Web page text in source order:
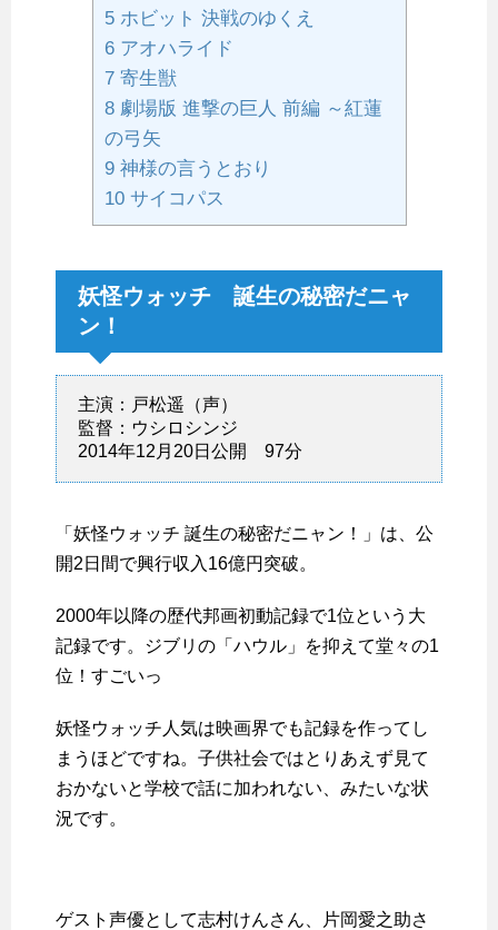
5ホビット 決戦のゆくえ
6アオハライド
7寄生獣
8劇場版 進撃の巨人 前編 ～紅蓮
の弓矢
9神様の言うとおり
10サイコパス
妖怪ウォッチ 誕生の秘密だニャ
ン！
主演：戸松遥（声）
監督：ウシロシンジ
2014年12月20日公開 97分
「妖怪ウォッチ 誕生の秘密だニャン！」は、公
開2日間で興行収入16億円突破。
2000年以降の歴代邦画初動記録で1位という大
記録です。ジブリの「ハウル」を抑えて堂々の1
位！すごいっ
妖怪ウォッチ人気は映画界でも記録を作ってし
まうほどですね。子供社会ではとりあえず見て
おかないと学校で話に加われない、みたいな状
況です。
ゲスト声優として志村けんさん、片岡愛之助さ